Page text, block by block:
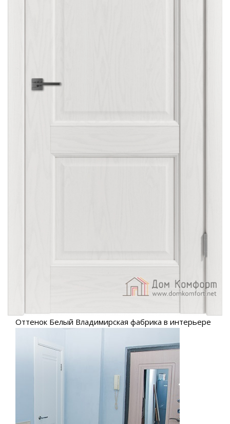
Оттенок Белый Владимирская фабрика в интерьере